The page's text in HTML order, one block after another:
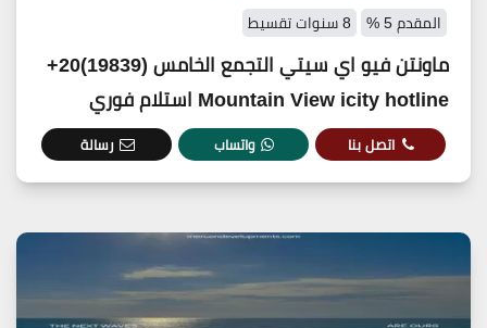
المقدم 5 % 8 سنوات تقسيط
ماونتن فيو اي سيتي التجمع الخامس (19839)20+
Mountain View icity hotline استلام فوري
اتصل بنا واتساب رسالة